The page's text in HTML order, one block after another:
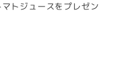
トジュースをプレゼン